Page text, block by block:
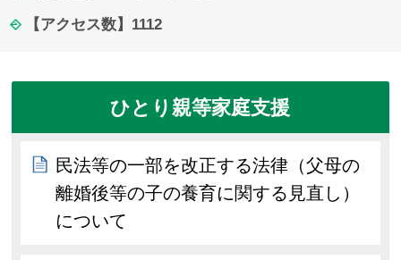
【アクセス数】 1112
ひとり親等家庭支援
民法等の一部を改正する法律（父母の
離婚後等の子の養育に関する見直し）
について